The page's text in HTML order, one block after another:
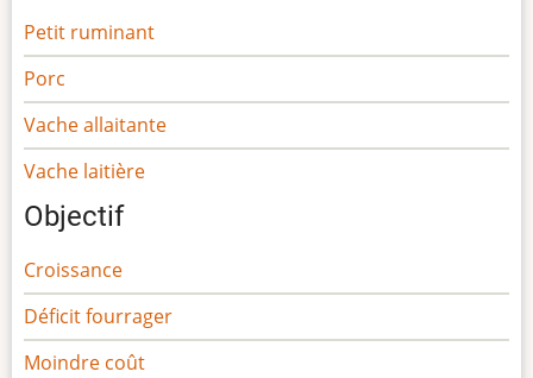
Petit ruminant
Porc
Vache allaitante
Vache laitière
Objectif
Croissance
Déficit fourrager
Moindre coût